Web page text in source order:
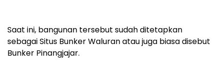
Saat ini, bangunan tersebut sudah ditetapkan
sebagai Situs Bunker Waluran atau juga biasa disebut
Bunker Pinangjajar.